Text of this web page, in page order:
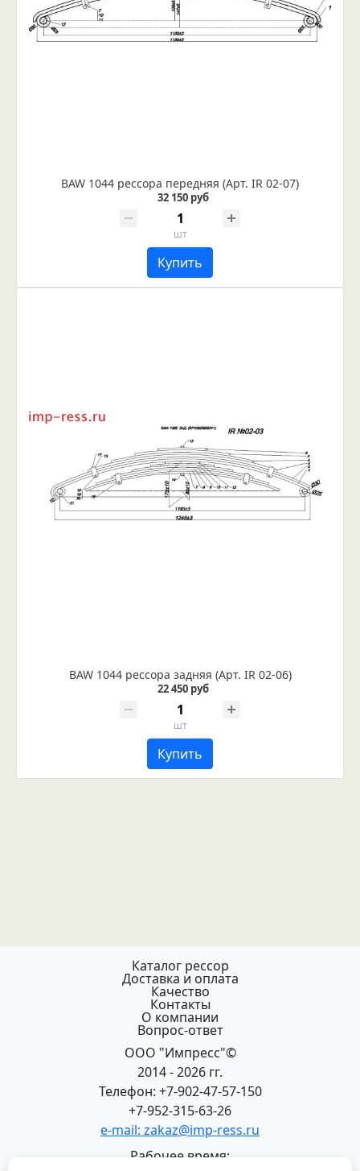
BAW 1044 рессора передняя (Арт. IR 02-07)
32 150 руб
шт
Купить
BAW 1044 рессора задняя (Арт. IR 02-06)
22 450 руб
шт
Купить
Каталог рессор
Доставка и оплата
Качество
Контакты
О компании
Вопрос-ответ
ООО "Импресс"©
2014 - 2026 гг.
Телефон: +7-902-47-57-150
+7-952-315-63-26
e-mail: zakaz@imp-ress.ru
Рабочее время: